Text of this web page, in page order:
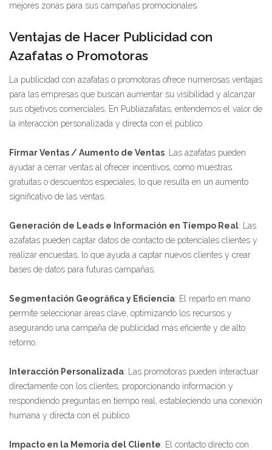
mejores zonas para sus campañas promocionales.
Ventajas de Hacer Publicidad con
Azafatas o Promotoras
La publicidad con azafatas o promotoras ofrece numerosas ventajas
para las empresas que buscan aumentar su visibilidad y alcanzar
sus objetivos comerciales. En Publiazafatas, entendemos el valor de
la interacción personalizada y directa con el público.
Firmar Ventas / Aumento de Ventas: Las azafatas pueden
ayudar a cerrar ventas al ofrecer incentivos, como muestras
gratuitas o descuentos especiales, lo que resulta en un aumento
significativo de las ventas.
Generación de Leads e Información en Tiempo Real: Las
azafatas pueden captar datos de contacto de potenciales clientes y
realizar encuestas, lo que ayuda a captar nuevos clientes y crear
bases de datos para futuras campañas.
Segmentación Geográfica y Eficiencia: El reparto en mano
permite seleccionar áreas clave, optimizando los recursos y
asegurando una campaña de publicidad más eficiente y de alto
retorno.
Interacción Personalizada: Las promotoras pueden interactuar
directamente con los clientes, proporcionando información y
respondiendo preguntas en tiempo real, estableciendo una conexión
humana y directa con el público.
Impacto en la Memoria del Cliente: El contacto directo con